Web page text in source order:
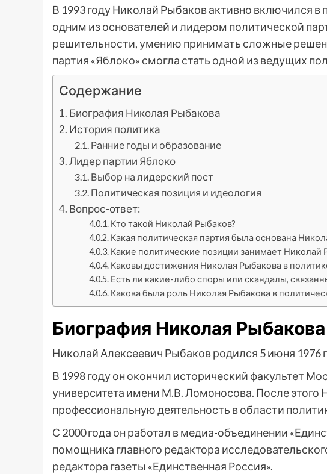
В 1993 году Николай Рыбаков активно включился
одним из основателей и лидером политической
решительности, умению принимать сложные
партия «Яблоко» смогла стать одной из ведущих
Содержание
Биография Николая Рыбакова
История политика
Ранние годы и образование
Лидер партии Яблоко
Выбор на лидерский пост
Политическая позиция и идеология
Вопрос-ответ:
Кто такой Николай Рыбаков?
Какая политическая партия была основана
Какие политические позиции занимает Николай
Каковы достижения Николая Рыбакова в
Есть ли какие-либо споры или скандалы,
Какова была роль Николая Рыбакова в
Биография Николая Рыбакова
Николай Алексеевич Рыбаков родился 5 июня 1976
В 1998 году он окончил исторический факультет
университета имени М.В. Ломоносова. После этого
профессиональную деятельность в области
С 2000 года он работал в медиа-объединении
помощника главного редактора
редактора газеты «Единственная Россия».